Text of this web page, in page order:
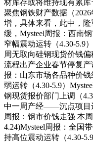
材库存或将维持现有累库
聚焦钢铁财产数据（
增，具体来看，此中，
缓，Mysteel周报：西南
窄幅震动运转（4.30-5.9
周无取向硅钢现货价钱偏
流程出产企业春节停复产
报：山东市场各品种价
弱运转（4.30-5.9）
钢现货报价部门上调（
中一周产经——沉点项目
周报：钢市价钱走强 本
4.24)Mysteel周报：全国
持高位震动运转（4.30-